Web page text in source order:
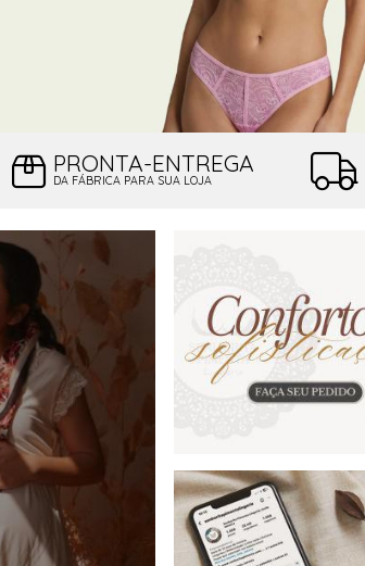
PRONTA-ENTREGA
DA FÁBRICA PARA SUA LOJA